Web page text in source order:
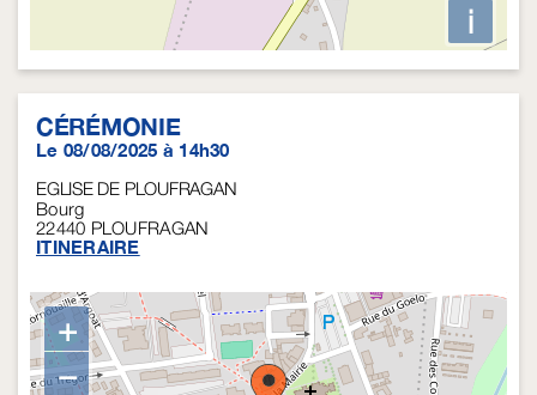
i
CÉRÉMONIE
Le 08/08/2025 à 14h30
EGLISE DE PLOUFRAGAN
Bourg
22440 PLOUFRAGAN
ITINERAIRE
+
−